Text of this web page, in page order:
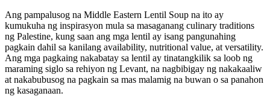
Ang pampalusog na Middle Eastern Lentil Soup na ito ay
kumukuha ng inspirasyon mula sa masaganang culinary traditions
ng Palestine, kung saan ang mga lentil ay isang pangunahing
pagkain dahil sa kanilang availability, nutritional value, at versatility.
Ang mga pagkaing nakabatay sa lentil ay tinatangkilik sa loob ng
maraming siglo sa rehiyon ng Levant, na nagbibigay ng nakakaaliw
at nakabubusog na pagkain sa mas malamig na buwan o sa panahon
ng kasaganaan.